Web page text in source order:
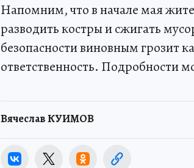
Напомним, что в начале мая
разводить костры и сжигать
безопасности виновным грозит
ответственность. Подробности
Вячеслав КУИМОВ